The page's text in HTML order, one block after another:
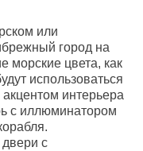
или
город на
морские цвета, как
использоваться
интерьера
с иллюминатором
с